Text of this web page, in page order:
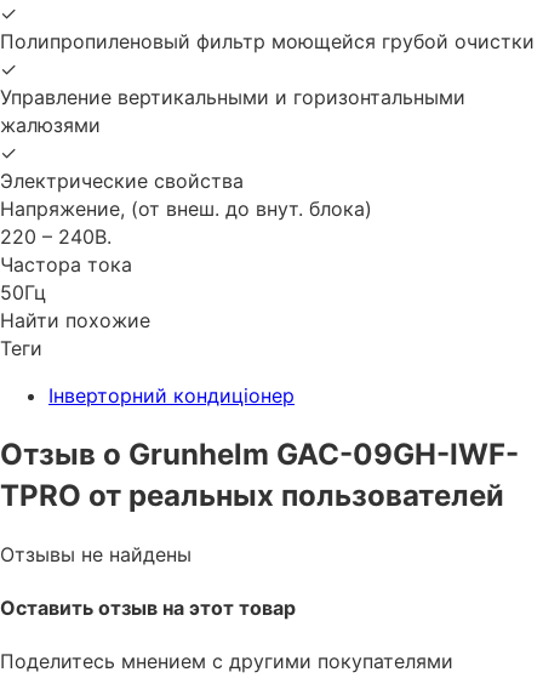
✓
Полипропиленовый фильтр моющейся грубой очистки
✓
Управление вертикальными и горизонтальными
жалюзями
✓
Электрические свойства
Напряжение, (от внеш. до внут. блока)
220 – 240В.
Частора тока
50Гц
Найти похожие
Теги
Інверторний кондиціонер
Отзыв о Grunhelm GAC-09GH-IWF-
TPRO от реальных пользователей
Отзывы не найдены
Оставить отзыв на этот товар
Поделитесь мнением с другими покупателями